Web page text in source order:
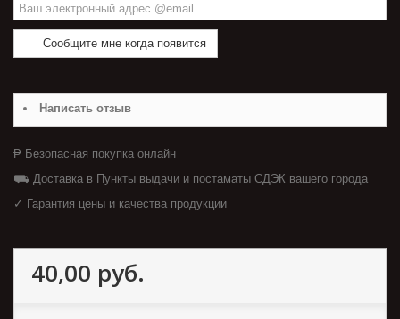
Сообщите мне когда появится
Написать отзыв
₱ Безопасная покупка онлайн
⛟ Доставка в Пункты выдачи и постаматы СДЭК вашего города
✓ Гарантия цены и качества продукции
40,00 руб.